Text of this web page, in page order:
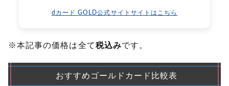
dカード GOLD公式サイトサイトはこちら
※本記事の価格は全て税込みです。
おすすめ ゴールドカード比較表